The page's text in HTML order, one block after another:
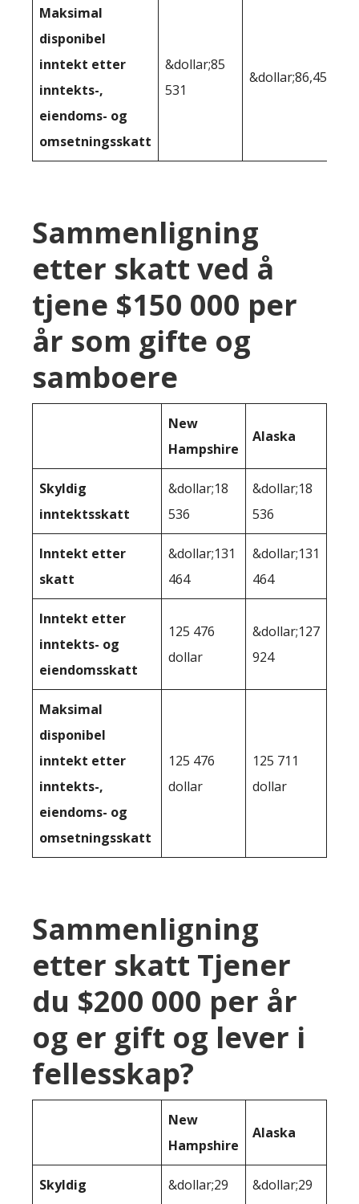
Maksimal
disponibel
inntekt etter
inntekts-,
eiendoms- og
omsetningsskatt
&dollar;85
531
&dollar;86,457
Sammenligning
etter skatt ved å
tjene $150 000 per
år som gifte og
samboere
New
Hampshire
Alaska
Skyldig
inntektsskatt
&dollar;18
536
&dollar;18
536
Inntekt etter
skatt
&dollar;131
464
&dollar;131
464
Inntekt etter
inntekts- og
eiendomsskatt
125 476
dollar
&dollar;127
924
Maksimal
disponibel
inntekt etter
inntekts-,
eiendoms- og
omsetningsskatt
125 476
dollar
125 711
dollar
Sammenligning
etter skatt Tjener
du $200 000 per år
og er gift og lever i
fellesskap?
New
Hampshire
Alaska
Skyldig
&dollar;29
&dollar;29